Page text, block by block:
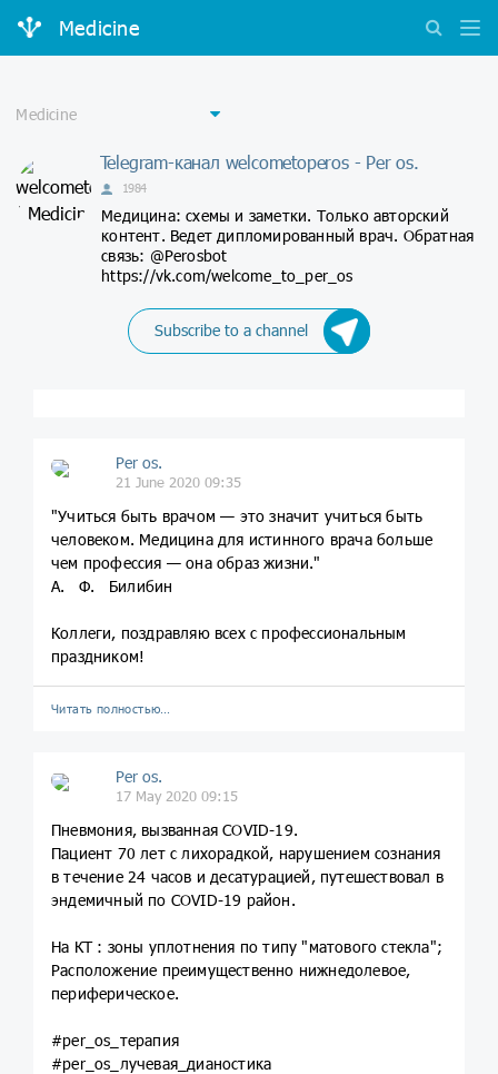
Medicine
Telegram-канал welcometoperos - Per os.
1984
Медицина: схемы и заметки. Только авторский
контент. Ведет дипломированный врач. Обратная
связь: @Perosbot
https://vk.com/welcome_to_per_os
Subscribe to a channel
Per os.
21 June 2020 09:35
"Учиться быть врачом — это значит учиться быть
человеком. Медицина для истинного врача больше
чем профессия — она образ жизни."
А. Ф. Билибин
Коллеги, поздравляю всех с профессиональным
праздником!
Читать полностью…
Per os.
17 May 2020 09:15
Пневмония, вызванная COVID-19.
Пациент 70 лет с лихорадкой, нарушением сознания
в течение 24 часов и десатурацией, путешествовал в
эндемичный по COVID-19 район.
На КТ : зоны уплотнения по типу "матового стекла";
Расположение преимущественно нижнедолевое,
периферическое.
#per_os_терапия
#per_os_лучевая_дианостика